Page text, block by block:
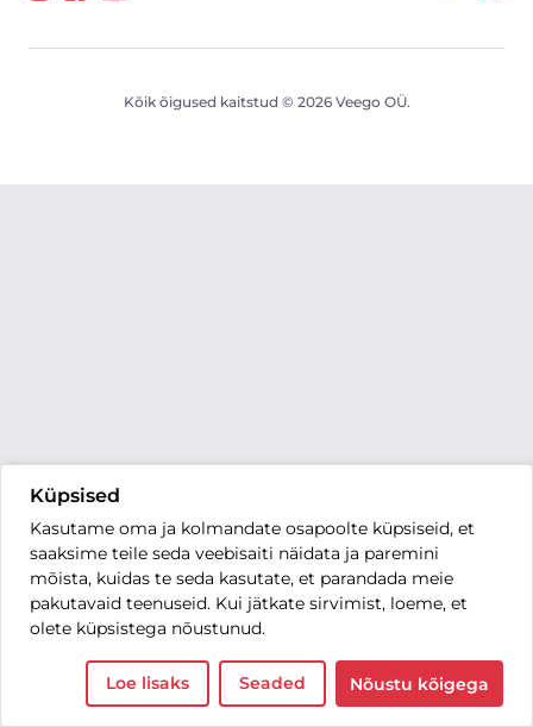
Küpsised
Kasutame oma ja kolmandate osapoolte küpsiseid, et
saaksime teile seda veebisaiti näidata ja paremini
mõista, kuidas te seda kasutate, et parandada meie
pakutavaid teenuseid. Kui jätkate sirvimist, loeme, et
olete küpsistega nõustunud.
Loe lisaks Seaded Nõustu kõigega
Kõik õigused kaitstud © 2026 Veego OÜ.